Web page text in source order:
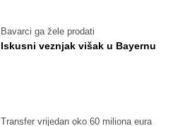
Bavarci ga žele prodati
Iskusni veznjak višak u Bayernu
Transfer vrijedan oko 60 miliona eura